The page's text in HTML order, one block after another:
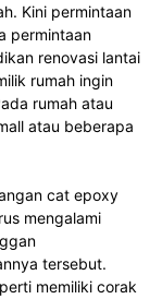
Kini permintaan
permintaan
renovasi lantai
rumah ingin
rumah atau
atau beberapa
cat epoxy
mengalami
tersebut.
memiliki corak